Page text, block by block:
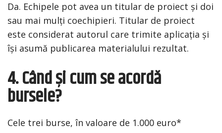
Da. Echipele pot avea un titular de proiect și doi
sau mai mulți coechipieri. Titular de proiect
este considerat autorul care trimite aplicația și
își asumă publicarea materialului rezultat.
4. Când și cum se acordă
bursele?
Cele trei burse, în valoare de 1.000 euro*